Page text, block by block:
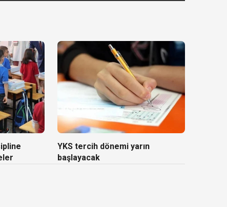
YKS tercih dönemi yarın
başlayacak